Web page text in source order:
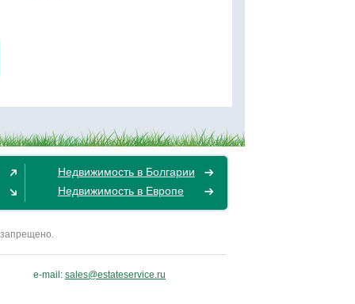
Недвижимость в Болгарии
Недвижимость в Европе
e-mail: sales@estateservice.ru